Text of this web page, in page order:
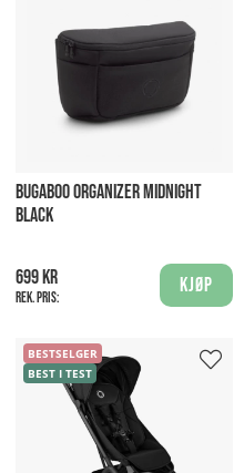
BUGABOO ORGANIZER MIDNIGHT
BLACK
699 kr
Rek. pris:
Kjøp
BESTSELGER
BEST I TEST